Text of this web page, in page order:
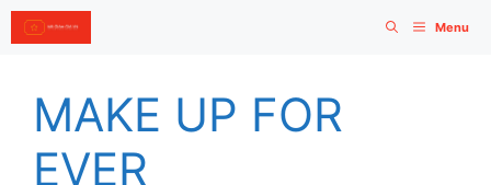
Skip
to
Menu
MAKE UP FOR
EVER